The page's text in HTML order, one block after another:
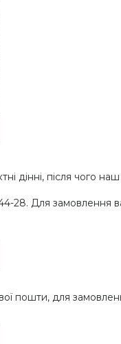
дiнні, після чого
Для замовлення
пошти, для